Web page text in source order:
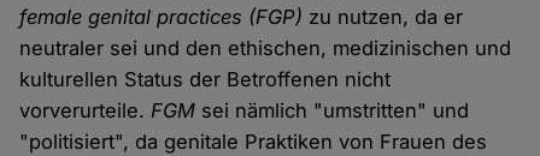
female genital practices (FGP) zu nutzen, da er
neutraler sei und den ethischen, medizinischen und
kulturellen Status der Betroffenen nicht
vorverurteile.FGM sei nämlich "umstritten" und
"politisiert", da genitale Praktiken von Frauen des